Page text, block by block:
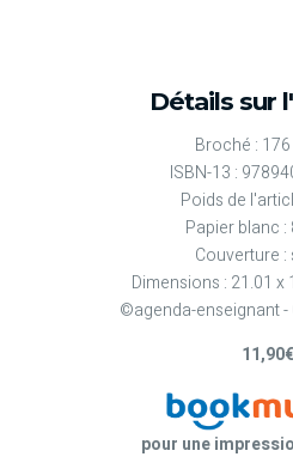
Détails sur
Broché :
ISBN-13 :
Poids de
Papier blanc :
Couverture :
Dimensions : 21.01 x
©agenda-enseignant -
11,90€
pour une